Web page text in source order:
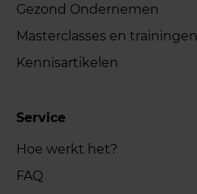
Gezond Ondernemen
Masterclasses en trainingen
Kennisartikelen
Service
Hoe werkt het?
FAQ